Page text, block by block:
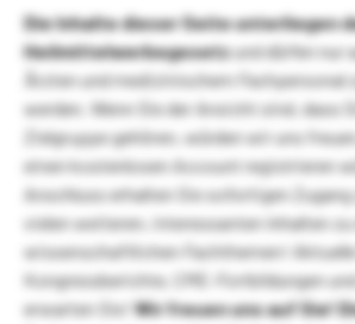
Die Inhalte dieser Seite unterliegen
Heilmittelwerbegesetzund dürfen nur
Ärzten und medizinischem Fachpersonal
werden. Wenn Sie der Ansicht sind, dass
Zielgruppe gehören, würden wir uns
einen kostenlosen Account registrieren
Anschluss erhalten Sie sofortigen
vielen weiteren, interessanten Inhalten zu
wissenschaftlichen Fachthemen!
Kongressberichte, CME-Fortbildungen
erwarten Sie!Wir freuen uns auf Sie!